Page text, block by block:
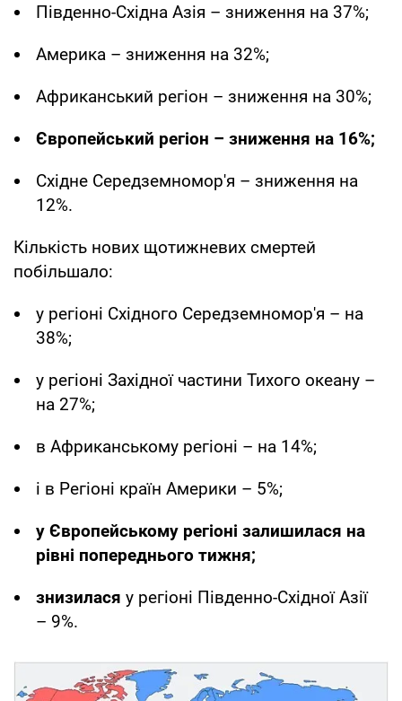
Південно-Східна Азія – зниження на 37%;
Америка – зниження на 32%;
Африканський регіон – зниження на 30%;
Європейський регіон – зниження на 16%;
Східне Середземномор'я – зниження на
12%.
Кількість нових щотижневих смертей
побільшало:
у регіоні Східного Середземномор'я – на
38%;
у регіоні Західної частини Тихого океану –
на 27%;
в Африканському регіоні – на 14%;
і в Регіоні країн Америки – 5%;
у Європейському регіоні залишилася на
рівні попереднього тижня;
знизилася у регіоні Південно-Східної Азії
– 9%.